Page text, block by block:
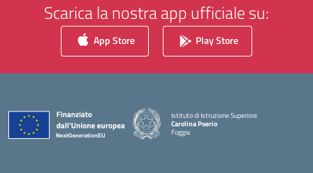
Scarica la nostra app ufficiale su:
App Store Play Store
Istituto di Istruzione Superiore
Carolina Poerio
Foggia
— Visita la pagina iniziale della scuola